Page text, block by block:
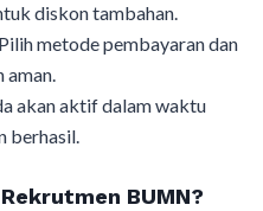
diskon tambahan.
metode pembayaran dan
aman.
akan aktif dalam waktu
berhasil.
BUMN?